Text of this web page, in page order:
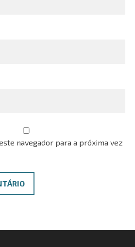
navegador para a próxima vez